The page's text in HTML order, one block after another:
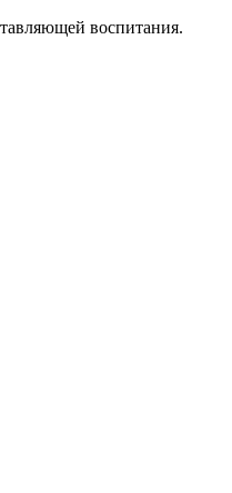
воспитания.